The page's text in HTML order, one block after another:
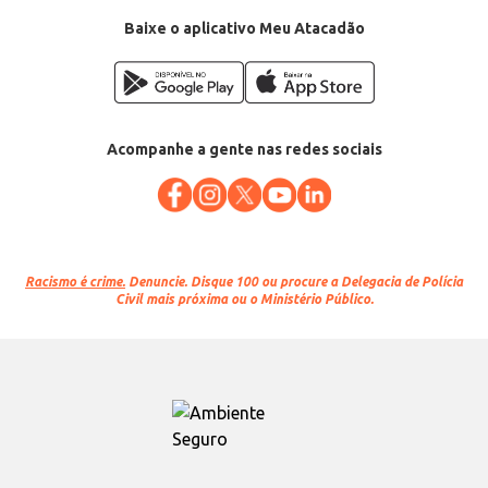
Baixe o aplicativo Meu Atacadão
Acompanhe a gente nas redes sociais
Racismo é crime. Denuncie. Disque 100 ou procure a Delegacia de Polícia
Civil mais próxima ou o Ministério Público.